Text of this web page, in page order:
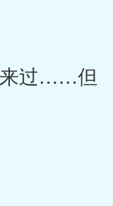
来过……但